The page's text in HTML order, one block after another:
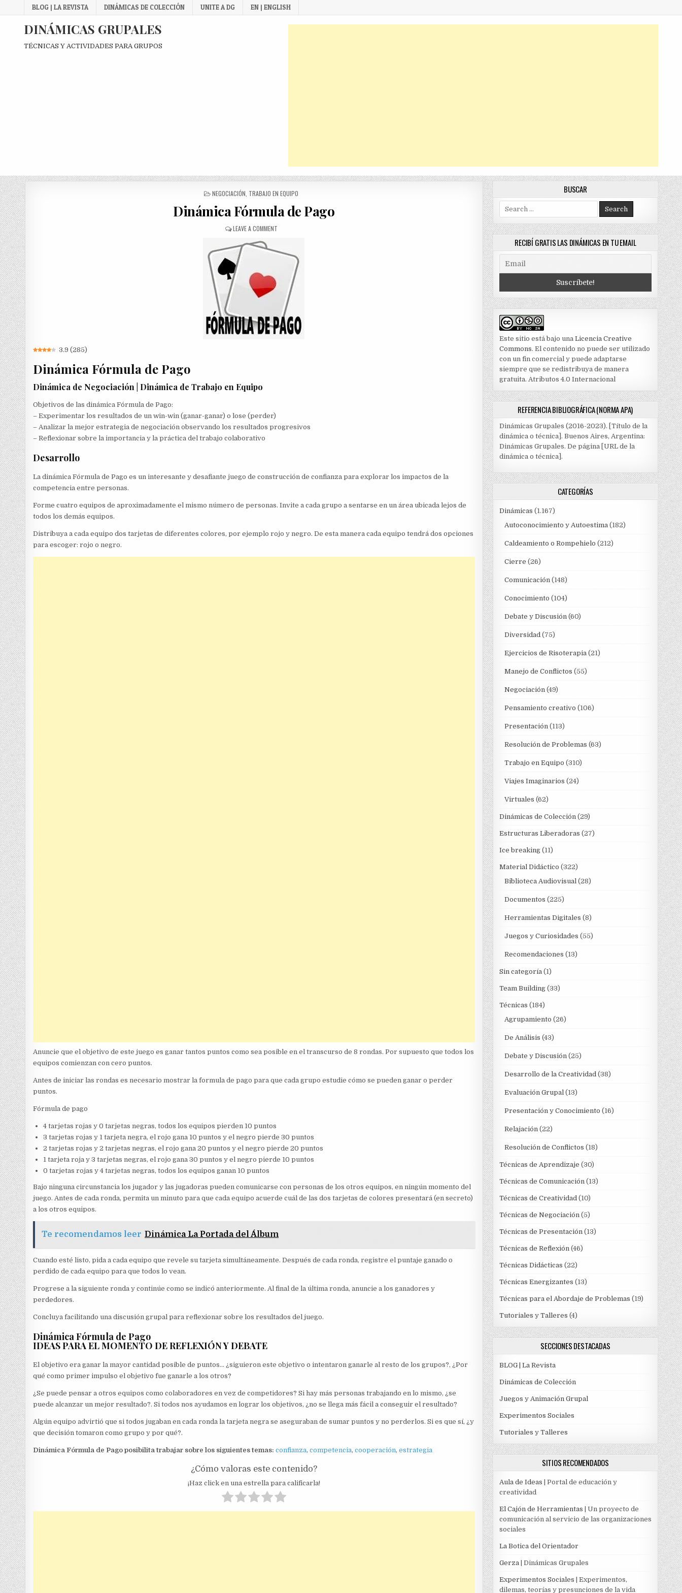
to
BLOG | LA REVISTA DINÁMICAS DE COLECCIÓN UNITE A DG EN | ENGLISH
DINÁMICAS GRUPALES
TÉCNICAS Y ACTIVIDADES PARA GRUPOS
POSTED
NEGOCIACIÓN TRABAJO EN EQUIPO
Dinámica Fórmula de Pago
LEAVE A COMMENTON
DE
3.9 (285)
Dinámica Fórmula de Pago
Dinámica de Negociación | Dinámica de Trabajo en Equipo
Objetivos de las dinámica Fórmula de Pago:
– Experimentar los resultados de un win-win (ganar-ganar) o lose (perder)
– Analizar la mejor estrategia de negociación observando los resultados progresivos
– Reflexionar sobre la importancia y la práctica del trabajo colaborativo
Desarrollo
La dinámica Fórmula de Pago es un interesante y desafiante juego de construcción de confianza para explorar los impactos de la
competencia entre personas.
Forme cuatro equipos de aproximadamente el mismo número de personas. Invite a cada grupo a sentarse en un área ubicada lejos de
todos los demás equipos.
Distribuya a cada equipo dos tarjetas de diferentes colores, por ejemplo rojo y negro. De esta manera cada equipo tendrá dos opciones
para escoger: rojo o negro.
Anuncie que el objetivo de este juego es ganar tantos puntos como sea posible en el transcurso de 8 rondas. Por supuesto que todos los
equipos comienzan con cero puntos.
Antes de iniciar las rondas es necesario mostrar la formula de pago para que cada grupo estudie cómo se pueden ganar o perder
puntos.
Fórmula de pago
4 tarjetas rojas y 0 tarjetas negras, todos los equipos pierden 10 puntos
3 tarjetas rojas y 1 tarjeta negra, el rojo gana 10 puntos y el negro pierde 30 puntos
2 tarjetas rojas y 2 tarjetas negras, el rojo gana 20 puntos y el negro pierde 20 puntos
1 tarjeta roja y 3 tarjetas negras, el rojo gana 30 puntos y el negro pierde 10 puntos
0 tarjetas rojas y 4 tarjetas negras, todos los equipos ganan 10 puntos
Bajo ninguna circunstancia los jugador y las jugadoras pueden comunicarse con personas de los otros equipos, en ningún momento del
juego. Antes de cada ronda, permita un minuto para que cada equipo acuerde cuál de las dos tarjetas de colores presentará (en secreto)
a los otros equipos.
Te recomendamos leer Dinámica La Portada del Álbum
Cuando esté listo, pida a cada equipo que revele su tarjeta simultáneamente. Después de cada ronda, registre el puntaje ganado o
perdido de cada equipo para que todos lo vean.
Progrese a la siguiente ronda y continúe como se indicó anteriormente. Al final de la última ronda, anuncie a los ganadores y
perdedores.
Concluya facilitando una discusión grupal para reflexionar sobre los resultados del juego.
Dinámica Fórmula de Pago
IDEAS PARA EL MOMENTO DE REFLEXIÓN Y DEBATE
El objetivo era ganar la mayor cantidad posible de puntos… ¿siguieron este objetivo o intentaron ganarle al resto de los grupos?, ¿Por
qué como primer impulso el objetivo fue ganarle a los otros?
¿Se puede pensar a otros equipos como colaboradores en vez de competidores? Si hay más personas trabajando en lo mismo, ¿se
puede alcanzar un mejor resultado?. Si todos nos ayudamos en lograr los objetivos, ¿no se llega más fácil a conseguir el resultado?
Algún equipo advirtió que si todos jugaban en cada ronda la tarjeta negra se aseguraban de sumar puntos y no perderlos. Si es que sí, ¿y
que decisión tomaron como grupo y por qué?.
Dinámica Fórmula de Pago posibilita trabajar sobre los siguientes temas: confianza,competencia,cooperación,estrategia
¿Cómo valoras este contenido?
¡Haz click en una estrella para calificarla!
BUSCAR
Search
for:
RECIBÍ GRATIS LAS DINÁMICAS EN TU EMAIL
Este sitio está bajo una Licencia Creative
Commons. El contenido no puede ser utilizado
con un fin comercial y puede adaptarse
siempre que se redistribuya de manera
gratuita. Atributos 4.0 Internacional
REFERENCIA BIBLIOGRÁFICA (NORMA APA)
Dinámicas Grupales (2016-2023). [Título de la
dinámica o técnica]. Buenos Aires, Argentina:
Dinámicas Grupales. De página [URL de la
dinámica o técnica].
CATEGORÍAS
Dinámicas (1.167)
Autoconocimiento y Autoestima(182)
Caldeamiento o Rompehielo (212)
Cierre (26)
Comunicación(148)
Conocimiento (104)
Debate y Discusión(60)
Diversidad(75)
Ejercicios de Risoterapia(21)
Manejo de Conflictos (55)
Negociación(49)
Pensamiento creativo (106)
Presentación(113)
Resolución de Problemas (63)
Trabajo en Equipo (310)
Viajes Imaginarios (24)
Virtuales (62)
Dinámicas de Colección(29)
Estructuras Liberadoras (27)
Ice breaking(11)
Material Didáctico (322)
Biblioteca Audiovisual(28)
Documentos (225)
Herramientas Digitales (8)
Juegos y Curiosidades (55)
Recomendaciones (13)
Sin categoría(1)
Team Building(33)
Técnicas (184)
Agrupamiento (26)
De Análisis (43)
Debate y Discusión(25)
Desarrollo de la Creatividad(38)
Evaluación Grupal(13)
Presentación y Conocimiento (16)
Relajación(22)
Resolución de Conflictos (18)
Técnicas de Aprendizaje (30)
Técnicas de Comunicación(13)
Técnicas de Creatividad(10)
Técnicas de Negociación(5)
Técnicas de Presentación(13)
Técnicas de Reflexión(46)
Técnicas Didácticas (22)
Técnicas Energizantes (13)
Técnicas para el Abordaje de Problemas (19)
Tutoriales y Talleres (4)
SECCIONES DESTACADAS
BLOG | La Revista
Dinámicas de Colección
Juegos y Animación Grupal
Experimentos Sociales
Tutoriales y Talleres
SITIOS RECOMENDADOS
Aula de Ideas | Portal de educación y
creatividad
El Cajón de Herramientas | Un proyecto de
comunicación al servicio de las organizaciones
sociales
La Botica del Orientador
Gerza| Dinámicas Grupales
Experimentos Sociales | Experimentos,
dilemas, teorías y presunciones de la vida